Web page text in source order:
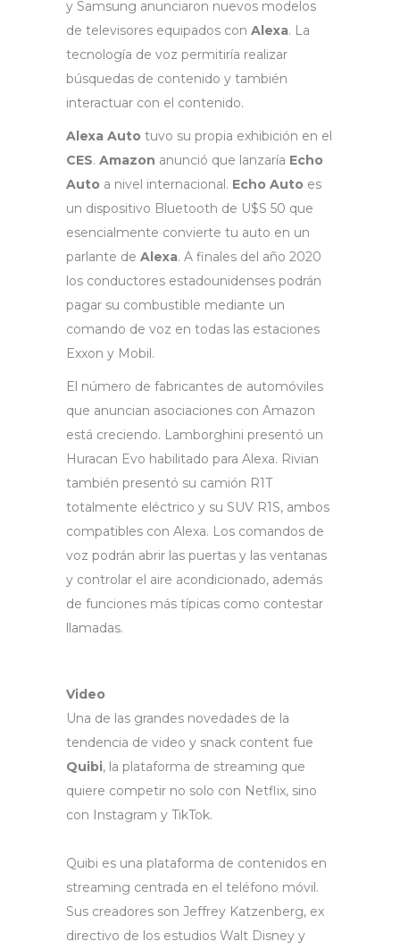
y Samsung anunciaron nuevos modelos
de televisores equipados con Alexa. La
tecnología de voz permitiría realizar
búsquedas de contenido y también
interactuar con el contenido.
Alexa Auto tuvo su propia exhibición en el
CES. Amazon anunció que lanzaría Echo
Auto a nivel internacional. Echo Auto es
un dispositivo Bluetooth de U$S 50 que
esencialmente convierte tu auto en un
parlante de Alexa. A finales del año 2020
los conductores estadounidenses podrán
pagar su combustible mediante un
comando de voz en todas las estaciones
Exxon y Mobil.
El número de fabricantes de automóviles
que anuncian asociaciones con Amazon
está creciendo. Lamborghini presentó un
Huracan Evo habilitado para Alexa. Rivian
también presentó su camión R1T
totalmente eléctrico y su SUV R1S, ambos
compatibles con Alexa. Los comandos de
voz podrán abrir las puertas y las ventanas
y controlar el aire acondicionado, además
de funciones más típicas como contestar
llamadas.
Video
Una de las grandes novedades de la
tendencia de video y snack content fue
Quibi, la plataforma de streaming que
quiere competir no solo con Netflix, sino
con Instagram y TikTok.
Quibi es una plataforma de contenidos en
streaming centrada en el teléfono móvil.
Sus creadores son Jeffrey Katzenberg, ex
directivo de los estudios Walt Disney y